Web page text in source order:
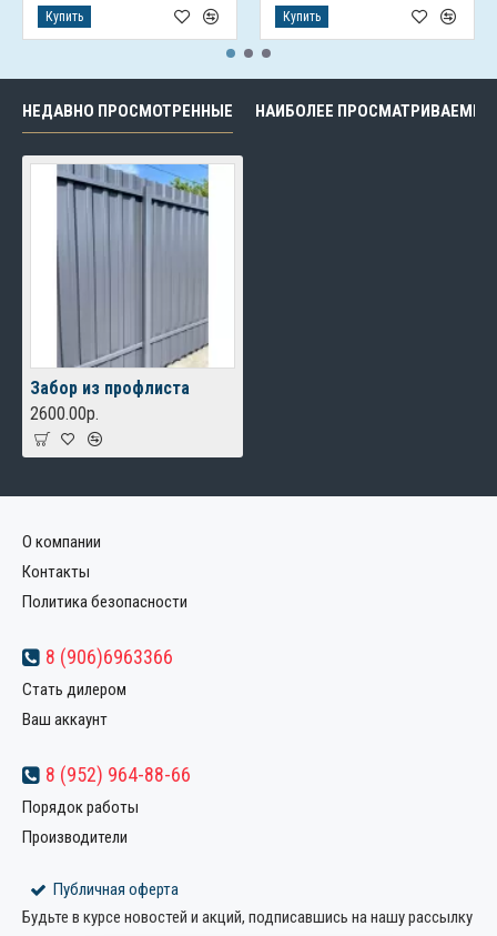
Купить Купить
НЕДАВНО ПРОСМОТРЕННЫЕ НАИБОЛЕЕ ПРОСМАТРИВАЕМЫЕ
Забор из профлиста
2600.00р.
О компании
Контакты
Политика безопасности
8 (906)6963366
Стать дилером
Ваш аккаунт
8 (952) 964-88-66
Порядок работы
Производители
Публичная оферта
Будьте в курсе новостей и акций, подписавшись на нашу рассылку